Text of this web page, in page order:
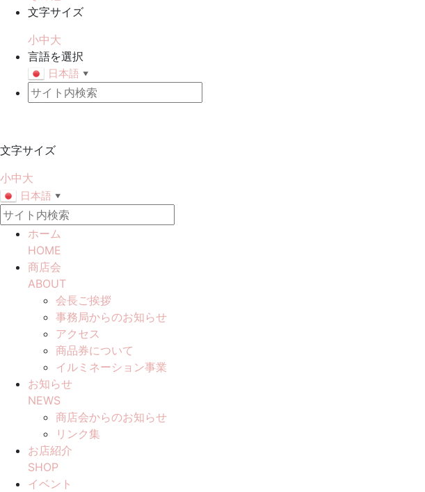
文字サイズ
小中大
言語を選択
日本語 ▼
文字サイズ
小中大
日本語 ▼
ホーム
HOME
商店会
ABOUT
会長ご挨拶
事務局からのお知らせ
アクセス
商品券について
イルミネーション事業
お知らせ
NEWS
商店会からのお知らせ
リンク集
お店紹介
SHOP
イベント